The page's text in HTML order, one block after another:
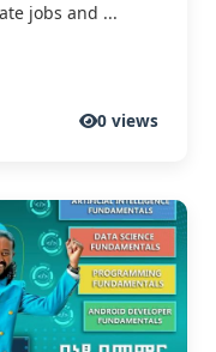
jobs and ...
0 views